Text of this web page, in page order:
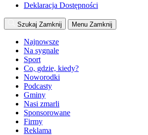
Deklaracja Dostępności
Szukaj Zamknij Menu Zamknij
Najnowsze
Na sygnale
Sport
Co, gdzie, kiedy?
Noworodki
Podcasty
Gminy
Nasi zmarli
Sponsorowane
Firmy
Reklama